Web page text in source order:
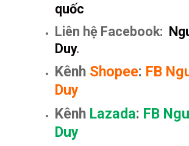
quốc
Liên hệ Facebook:
Duy.
Kênh Shopee: FB
Duy
Kênh Lazada: FB
Duy